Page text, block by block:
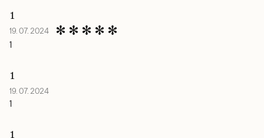
1
19. 07. 2024
1
1
19. 07. 2024
1
1